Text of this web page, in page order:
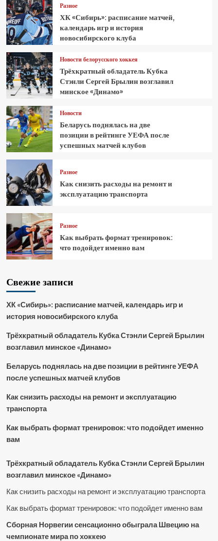
Разное
ХК «Сибирь»: расписание матчей,
календарь игр и история
новосибирского клуба
Новости белорусского хоккея
Трёхкратный обладатель Кубка
Стэнли Сергей Брылин возглавил
минское «Динамо»
Новости
Беларусь поднялась на две
позиции в рейтинге УЕФА после
успешных матчей клубов
Разное
Как снизить расходы на ремонт и
эксплуатацию транспорта
Разное
Как выбрать формат тренировок:
что подойдет именно вам
Свежие записи
ХК «Сибирь»: расписание матчей, календарь игр и
история новосибирского клуба
Трёхкратный обладатель Кубка Стэнли Сергей Брылин
возглавил минское «Динамо»
Беларусь поднялась на две позиции в рейтинге УЕФА
после успешных матчей клубов
Как снизить расходы на ремонт и эксплуатацию
транспорта
Как выбрать формат тренировок: что подойдет именно
вам
Трёхкратный обладатель Кубка Стэнли Сергей Брылин
возглавил минское «Динамо»
Как снизить расходы на ремонт и эксплуатацию транспорта
Как выбрать формат тренировок: что подойдет именно вам
Сборная Норвегии сенсационно обыграла Швецию на
чемпионате мира по хоккею